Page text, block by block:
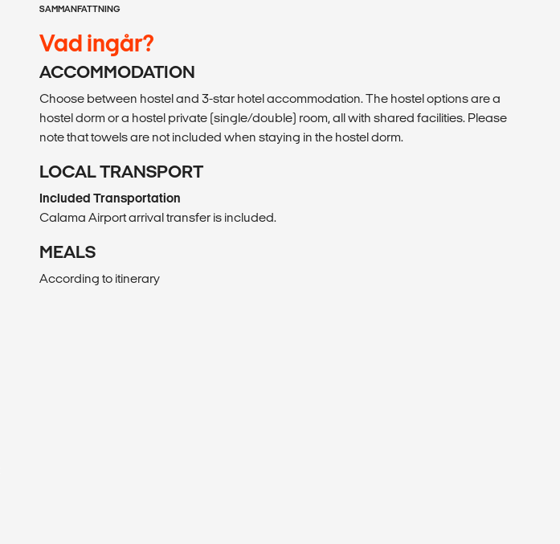
SAMMANFATTNING
Vad ingår?
ACCOMMODATION
Choose between hostel and 3-star hotel accommodation. The hostel options are a
hostel dorm or a hostel private (single/double) room, all with shared facilities. Please
note that towels are not included when staying in the hostel dorm.
LOCAL TRANSPORT
Included Transportation
Calama Airport arrival transfer is included.
MEALS
According to itinerary